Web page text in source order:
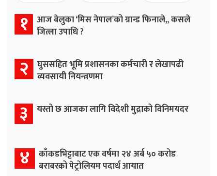
१ आज बेलुका ‘मिस नेपाल’को ग्रान्ड फिनाले,, कसले
जित्ला उपाधि ?
२ घुससहित भूमि प्रशासनका कर्मचारी र लेखापढी
व्यवसायी नियन्त्रणमा
३ यस्तो छ आजका लागि विदेशी मुद्राको विनिमयदर
४ काँकडभिट्टाबाट एक वर्षमा २४ अर्ब ५० करोड
बराबरको पेट्रोलियम पदार्थ आयात